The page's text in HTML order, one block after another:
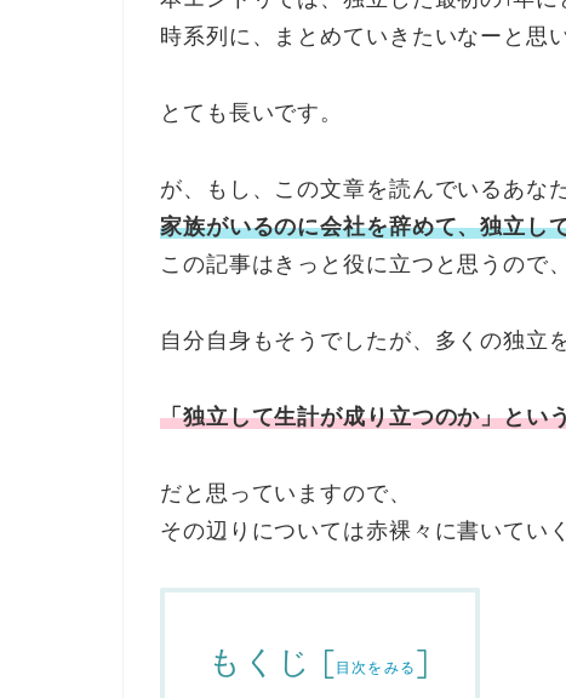
時系列に、まとめていきたいなーと思
とても長いです。
が、もし、この文章を読んでいるあな
家族がいるのに会社を辞めて、独立し
この記事はきっと役に立つと思うので
自分自身もそうでしたが、多くの独立
「独立して生計が成り立つのか」とい
だと思っていますので、
その辺りについては赤裸々に書いていく
もくじ [目次をみる ]